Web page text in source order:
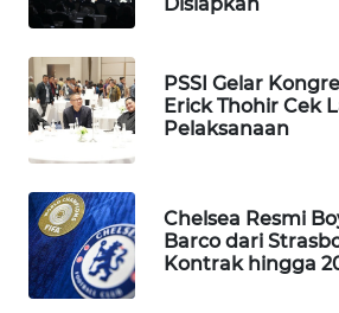
PSSI Gelar
Erick Thohir Cek
Pelaksanaan
Chelsea Resmi
Barco dari
Kontrak hingga
PORTAL
FORWAMKI
FORJASIDA
TAMBANG